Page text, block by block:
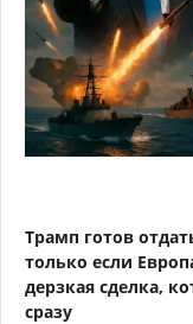
Трамп готов
только если
дерзкая сделка,
сразу